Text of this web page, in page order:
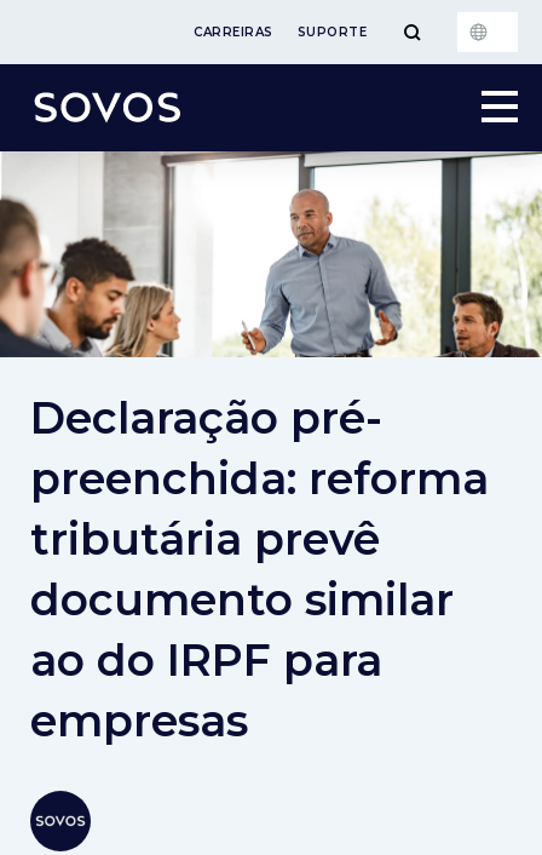
CARREIRAS SUPORTE
Declaração pré-
preenchida: reforma
tributária prevê
documento similar
ao do IRPF para
empresas